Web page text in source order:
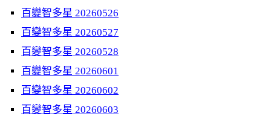
百變智多星 20260526
百變智多星 20260527
百變智多星 20260528
百變智多星 20260601
百變智多星 20260602
百變智多星 20260603